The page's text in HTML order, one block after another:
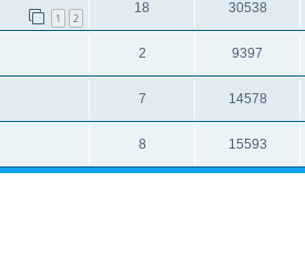
1 2
18 30538
2 9397
7 14578
8 15593